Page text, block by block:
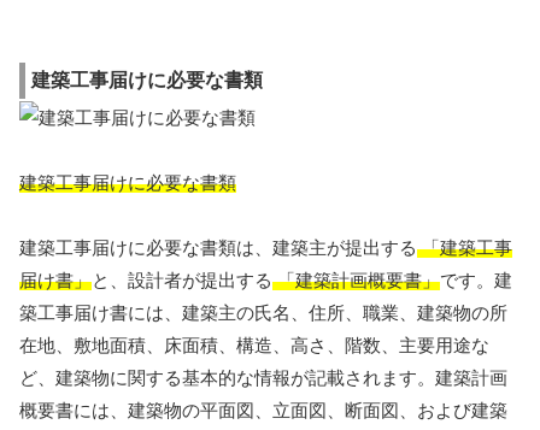
建築工事届けに必要な書類
建築工事届けに必要な書類
建築工事届けに必要な書類は、建築主が提出する「建築工事
届け書」と、設計者が提出する「建築計画概要書」です。建
築工事届け書には、建築主の氏名、住所、職業、建築物の所
在地、敷地面積、床面積、構造、高さ、階数、主要用途な
ど、建築物に関する基本的な情報が記載されます。建築計画
概要書には、建築物の平面図、立面図、断面図、および建築